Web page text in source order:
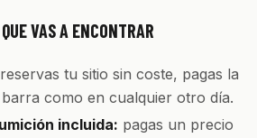
VAS A ENCONTRAR
reservas tu sitio sin coste, pagas la
como en cualquier otro día.
incluida: pagas un precio